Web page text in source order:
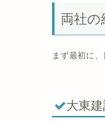
両社の
まず最初に
大東